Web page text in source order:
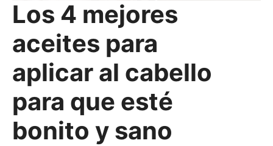
Los 4 mejores
aceites para
aplicar al cabello
para que esté
bonito y sano